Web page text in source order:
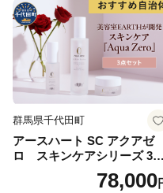
群馬県千代田町
アースハート SC アクアゼ
ロ スキンケアシリーズ 3点
78,000